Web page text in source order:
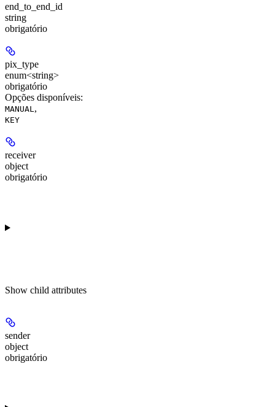
end_to_end_id
string
obrigatório
pix_type
enum<string>
obrigatório
Opções disponíveis:
MANUAL ,
KEY
receiver
object
obrigatório
Show child attributes
sender
object
obrigatório